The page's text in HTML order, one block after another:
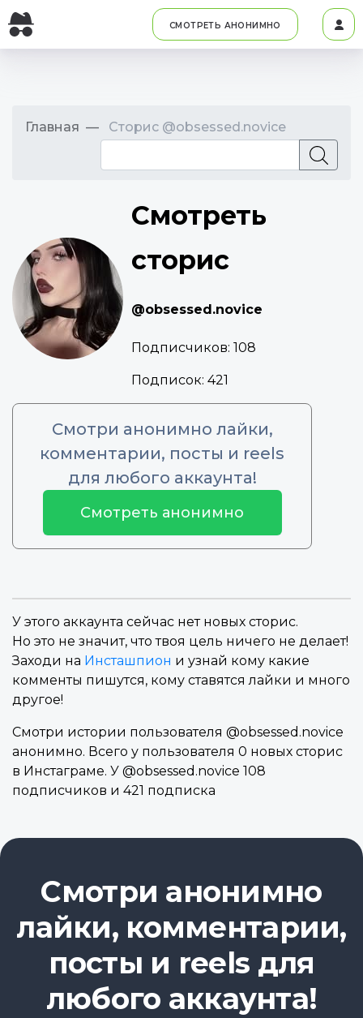
СМОТРЕТЬ АНОНИМНО
Главная Сторис @obsessed.novice
Смотреть
сторис
@obsessed.novice
Подписчиков: 108
Подписок: 421
Смотри анонимно лайки,
комментарии, посты и reels
для любого аккаунта!
Смотреть анонимно
У этого аккаунта сейчас нет новых сторис.
Но это не значит, что твоя цель ничего не делает!
Заходи на Инсташпион и узнай кому какие
комменты пишутся, кому ставятся лайки и много
другое!
Смотри истории пользователя @obsessed.novice
анонимно. Всего у пользователя 0 новых сторис
в Инстаграме. У @obsessed.novice 108
подписчиков и 421 подписка
Смотри анонимно
лайки, комментарии,
посты и reels для
любого аккаунта!